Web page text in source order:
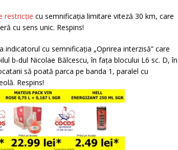
restricție cu semnificația limitare viteză 30 km, care
cu sens unic. Respins!
cu semnificația „Oprirea interzisă” care
b-dul Nicolae Bălcescu, în fața blocului L6 sc. D, în
să poată parca pe banda 1, paralel cu
Respins!